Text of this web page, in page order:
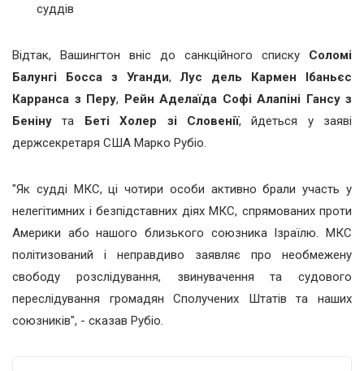
суддів
Відтак, Вашингтон вніс до санкційного списку Соломі
Балунгі Босса з Уганди, Лус дель Кармен Ібаньєс
Карранса з Перу, Рейн Аделаїда Софі Алапіні Гансу з
Беніну та Беті Холер зі Словенії, йдеться у заяві
держсекретаря США Марко Рубіо.
"Як судді МКС, ці чотири особи активно брали участь у
нелегітимних і безпідставних діях МКС, спрямованих проти
Америки або нашого близького союзника Ізраїлю. МКС
політизований і неправдиво заявляє про необмежену
свободу розслідування, звинувачення та судового
переслідування громадян Сполучених Штатів та наших
союзників", - сказав Рубіо.